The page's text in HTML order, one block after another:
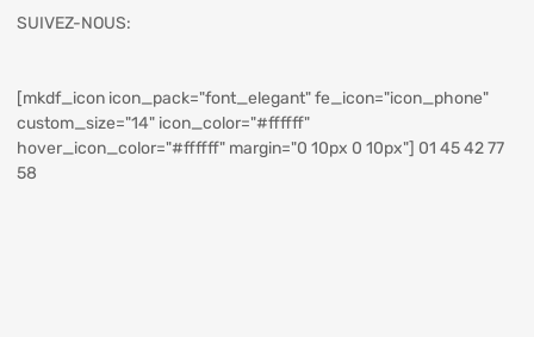
SUIVEZ-NOUS:
[mkdf_icon icon_pack="font_elegant" fe_icon="icon_phone"
custom_size="14" icon_color="#ffffff"
hover_icon_color="#ffffff" margin="0 10px 0 10px"] 01 45 42 77
58